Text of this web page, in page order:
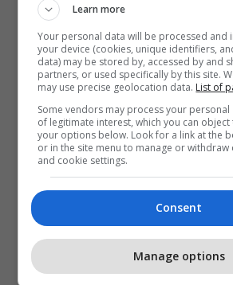
Learn more
Your personal data will be processed and
your device (cookies, unique identifiers,
data) may be stored by, accessed by and
partners, or used specifically by this site.
may use precise geolocation data. List of
Some vendors may process your
of legitimate interest, which you can
your options below. Look for a link at the
or in the site menu to manage or withdraw
and cookie settings.
Consent
Manage options